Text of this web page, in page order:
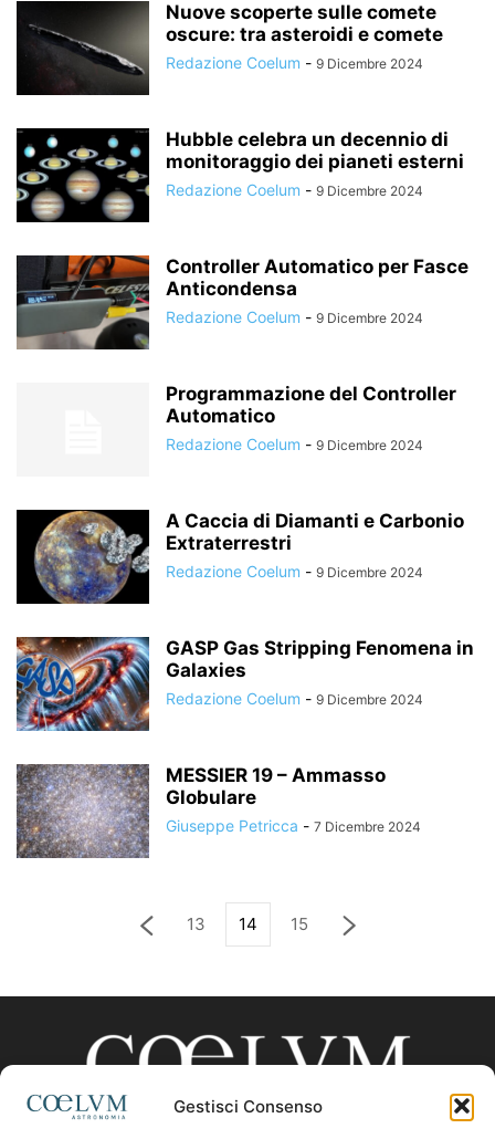
Gestisci Consenso
Nuove scoperte sulle comete
oscure: tra asteroidi e comete
Redazione Coelum - 9 Dicembre 2024
Hubble celebra un decennio di
monitoraggio dei pianeti esterni
Redazione Coelum - 9 Dicembre 2024
Controller Automatico per Fasce
Anticondensa
Redazione Coelum - 9 Dicembre 2024
Programmazione del Controller
Automatico
Redazione Coelum - 9 Dicembre 2024
A Caccia di Diamanti e Carbonio
Extraterrestri
Redazione Coelum - 9 Dicembre 2024
GASP Gas Stripping Fenomena in
Galaxies
Redazione Coelum - 9 Dicembre 2024
MESSIER 19 – Ammasso
Globulare
Giuseppe Petricca - 7 Dicembre 2024
13 14 15